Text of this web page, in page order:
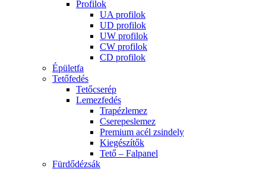
Profilok
UA profilok
UD profilok
UW profilok
CW profilok
CD profilok
Épületfa
Tetőfedés
Tetőcserép
Lemezfedés
Trapézlemez
Cserepeslemez
Premium acél zsindely
Kiegészítők
Tető – Falpanel
Fürdődézsák